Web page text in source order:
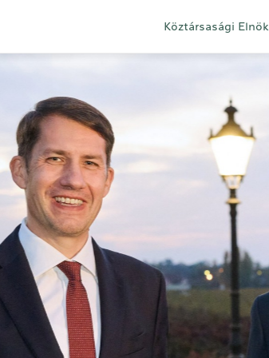
navigáció
Köztársasági Elnök